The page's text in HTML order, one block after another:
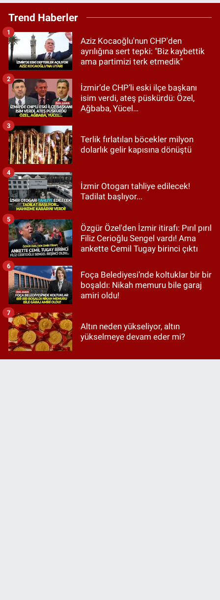
Trend Haberler
Aziz Kocaoğlu'nun CHP'den
ayrılığına sert tepki: "Biz kaybettik
ama partimizi terk etmedik"
1
İzmir’de CHP’li eski ilçe başkanı
isim verdi, ateş püskürdü: Özel,
Ağbaba, Yücel…
2
Terlik fırlatılan böcekler milyon
dolarlık gelir kapısına dönüştü
3
İzmir Otogarı tahliye edilecek!
Tadilat başlıyor...
4
Özgür Özel'den İzmir itirafı: Pırıl pırıl
Filiz Cerioğlu Sengel vardı! Ama
ankette Cemil Tugay birinci çıktı
5
Foça Belediyesi’nde koltuklar bir bir
boşaldı: Nikah memuru bile garaj
amiri oldu!
6
Altın neden yükseliyor, altın
yükselmeye devam eder mi?
7